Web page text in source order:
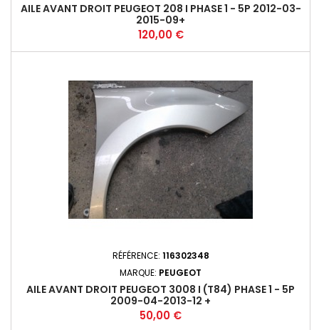
AILE AVANT DROIT PEUGEOT 208 I PHASE 1 - 5P 2012-03-
2015-09+
Prix
120,00 €
RÉFÉRENCE: 116302348
MARQUE: PEUGEOT
AILE AVANT DROIT PEUGEOT 3008 I (T84) PHASE 1 - 5P
2009-04-2013-12 +
Prix
50,00 €